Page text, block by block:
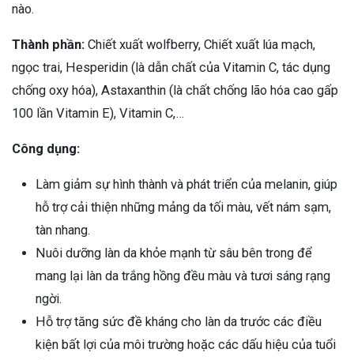
nào.
Thành phần: Chiết xuất wolfberry, Chiết xuất lúa mạch,
ngọc trai, Hesperidin (là dẫn chất của Vitamin C, tác dụng
chống oxy hóa), Astaxanthin (là chất chống lão hóa cao gấp
100 lần Vitamin E), Vitamin C,…
Công dụng:
Làm giảm sự hình thành và phát triển của melanin, giúp
hỗ trợ cải thiện những mảng da tối màu, vết nám sạm,
tàn nhang.
Nuôi dưỡng làn da khỏe mạnh từ sâu bên trong để
mang lại làn da trắng hồng đều màu và tươi sáng rạng
ngời.
Hỗ trợ tăng sức đề kháng cho làn da trước các điều
kiện bất lợi của môi trường hoặc các dấu hiệu của tuổi